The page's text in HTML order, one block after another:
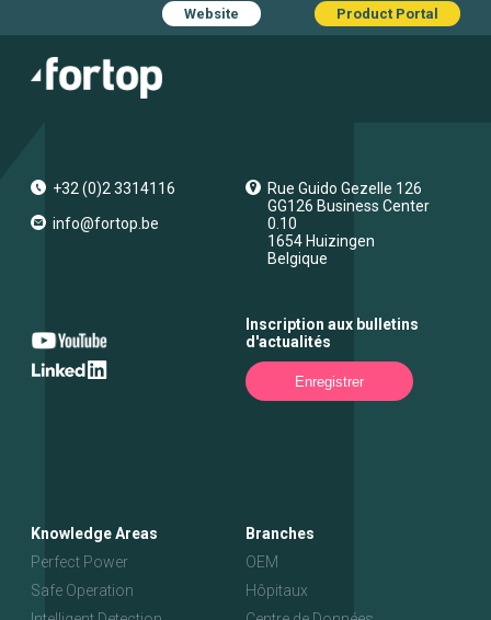
Website Product Portal
+32 (0)2 3314116
info@fortop.be
Rue Guido Gezelle 126
GG126 Business Center
0.10
1654 Huizingen
Belgique
Inscription aux bulletins
d'actualités
Enregistrer
Knowledge Areas
Perfect Power
Safe Operation
Branches
OEM
Hôpitaux